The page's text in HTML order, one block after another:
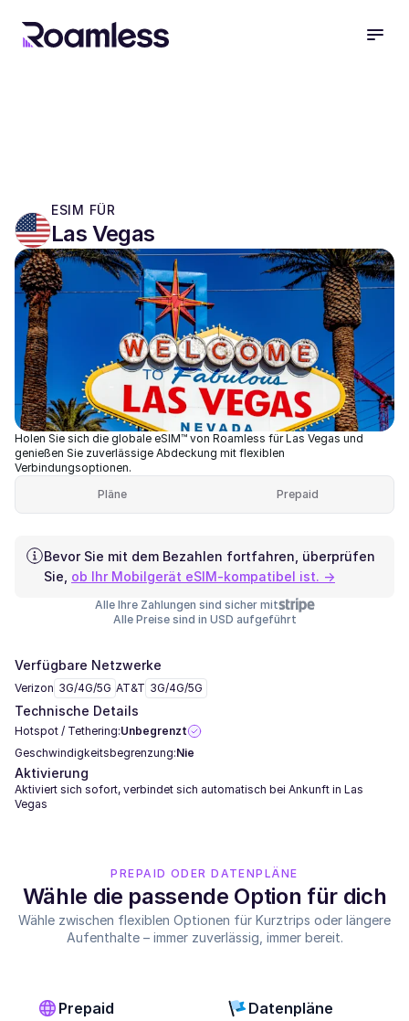
ESIM FÜR
Las Vegas
Holen Sie sich die globale eSIM™ von Roamless für Las Vegas und
genießen Sie zuverlässige Abdeckung mit flexiblen
Verbindungsoptionen.
Pläne
Prepaid
Bevor Sie mit dem Bezahlen fortfahren, überprüfen
Sie, ob Ihr Mobilgerät eSIM-kompatibel ist. →
Alle Ihre Zahlungen sind sicher mit
Alle Preise sind in USD aufgeführt
Verfügbare Netzwerke
Verizon 3G/4G/5G AT&T 3G/4G/5G
Technische Details
Hotspot / Tethering:Unbegrenzt
Geschwindigkeitsbegrenzung:Nie
Aktivierung
Aktiviert sich sofort, verbindet sich automatisch bei Ankunft in Las
Vegas
PREPAID ODER DATENPLÄNE
Wähle die passende Option für dich
Wähle zwischen flexiblen Optionen für Kurztrips oder längere
Aufenthalte – immer zuverlässig, immer bereit.
Prepaid Datenpläne